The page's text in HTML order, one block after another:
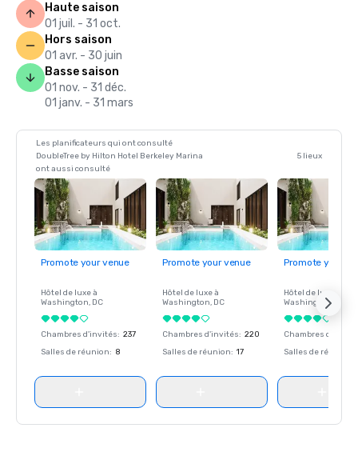
Haute saison
01 juil. - 31 oct.
Hors saison
01 avr. - 30 juin
Basse saison
01 nov. - 31 déc.
01 janv. - 31 mars
Les planificateurs qui ont consulté
DoubleTree by Hilton Hotel Berkeley Marina
ont aussi consulté
5 lieux
Promote your venue
Hôtel de luxe à
Washington, DC
Chambres d'invités: 237
Salles de réunion: 8
Promote your venue
Hôtel de luxe à
Washington, DC
Chambres d'invités: 220
Salles de réunion: 17
Promote your
Hôtel de luxe à
Washington
Chambres
Salles de réunion